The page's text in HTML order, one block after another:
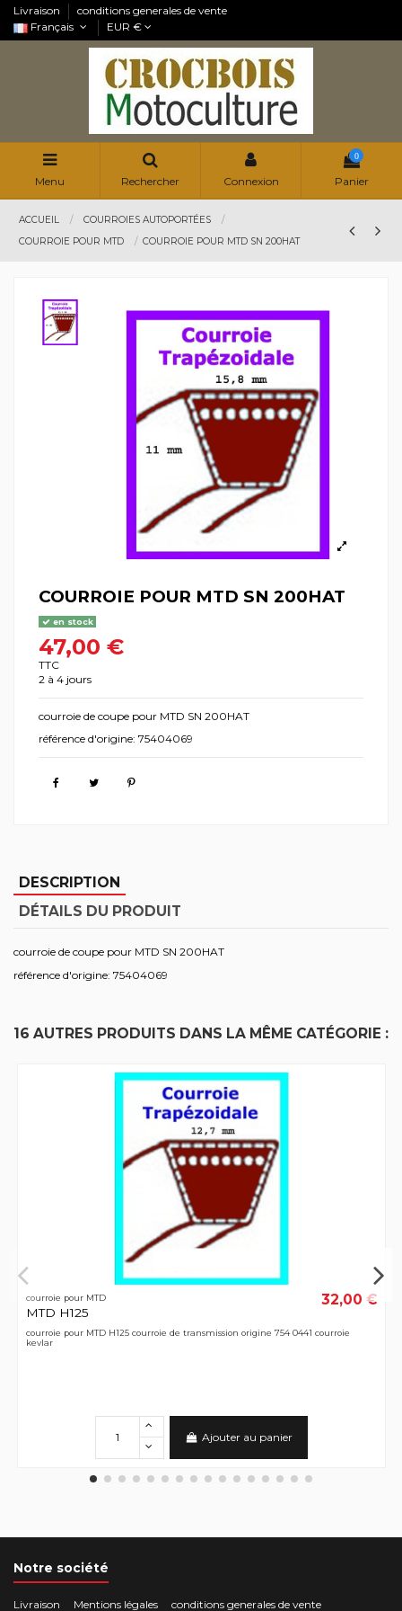
Livraison
conditions generales de vente
Français
EUR €
Menu Rechercher Connexion
0
Panier
ACCUEIL
COURROIES AUTOPORTÉES
COURROIE POUR MTD
COURROIE POUR MTD SN 200HAT
COURROIE POUR MTD SN 200HAT
en stock
47,00 €
TTC
2 à 4 jours
courroie de coupe pour MTD SN 200HAT
référence d'origine: 75404069
DESCRIPTION
DÉTAILS DU PRODUIT
courroie de coupe pour MTD SN 200HAT
référence d'origine: 75404069
16 AUTRES PRODUITS DANS LA MÊME CATÉGORIE :
courroie pour MTD
MTD H125
32,00 €
courroie pour MTD H125 courroie de transmission origine 754 0441 courroie
kevlar
Ajouter au panier
Notre société
Livraison Mentions légales conditions generales de vente